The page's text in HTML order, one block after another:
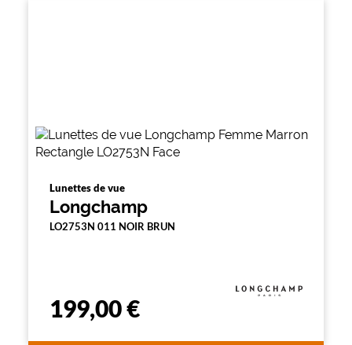
Lunettes de vue
Longchamp
LO2753N 011 NOIR BRUN
199,00 €